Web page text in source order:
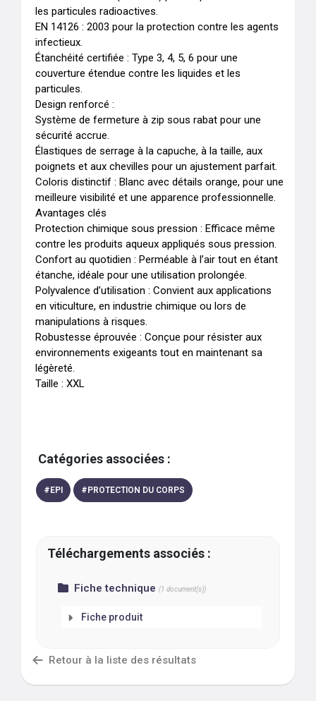
les particules radioactives.
EN 14126 : 2003 pour la protection contre les agents
infectieux.
Étanchéité certifiée : Type 3, 4, 5, 6 pour une
couverture étendue contre les liquides et les
particules.
Design renforcé :
Système de fermeture à zip sous rabat pour une
sécurité accrue.
Élastiques de serrage à la capuche, à la taille, aux
poignets et aux chevilles pour un ajustement parfait.
Coloris distinctif : Blanc avec détails orange, pour une
meilleure visibilité et une apparence professionnelle.
Avantages clés
Protection chimique sous pression : Efficace même
contre les produits aqueux appliqués sous pression.
Confort au quotidien : Perméable à l’air tout en étant
étanche, idéale pour une utilisation prolongée.
Polyvalence d’utilisation : Convient aux applications
en viticulture, en industrie chimique ou lors de
manipulations à risques.
Robustesse éprouvée : Conçue pour résister aux
environnements exigeants tout en maintenant sa
légèreté.
Taille : XXL
Catégories associées :
# EPI # PROTECTION DU CORPS
Téléchargements associés :
Fiche technique (1 document(s))
Fiche produit
Retour à la liste des résultats